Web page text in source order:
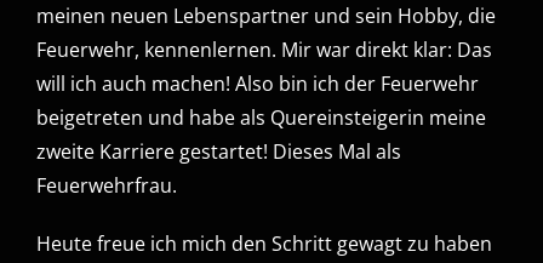
meinen neuen Lebenspartner und sein Hobby, die
Feuerwehr, kennenlernen. Mir war direkt klar: Das
will ich auch machen! Also bin ich der Feuerwehr
beigetreten und habe als Quereinsteigerin meine
zweite Karriere gestartet! Dieses Mal als
Feuerwehrfrau.
Heute freue ich mich den Schritt gewagt zu haben